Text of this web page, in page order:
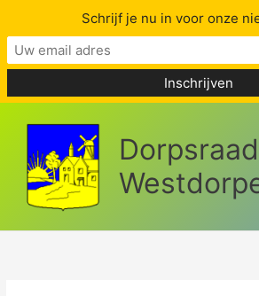
content
Dorpsraad
Schrijf je nu in voor onze